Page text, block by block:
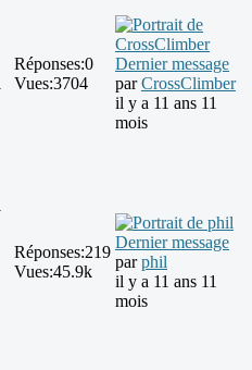
Réponses:0
Vues:3704
Dernier message
parCrossClimber
il y a 11 ans 11
mois
Réponses:219
Vues:45.9k
Dernier message
parphil
il y a 11 ans 11
mois